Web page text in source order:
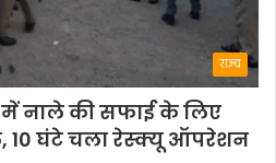
राज्य
नाले की सफाई के लिए
10 घंटे चला रेस्क्यू ऑपरेशन